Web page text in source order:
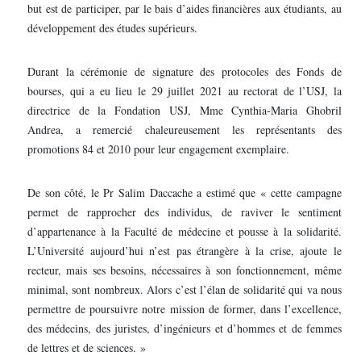
but est de participer, par le bais d’aides financières aux étudiants, au
développement des études supérieurs.
Durant la cérémonie de signature des protocoles des Fonds de
bourses, qui a eu lieu le 29 juillet 2021 au rectorat de l’USJ, la
directrice de la Fondation USJ, Mme Cynthia-Maria Ghobril
Andrea, a remercié chaleureusement les représentants des
promotions 84 et 2010 pour leur engagement exemplaire.
De son côté, le Pr Salim Daccache a estimé que « cette campagne
permet de rapprocher des individus, de raviver le sentiment
d’appartenance à la Faculté de médecine et pousse à la solidarité.
L’Université aujourd’hui n’est pas étrangère à la crise, ajoute le
recteur, mais ses besoins, nécessaires à son fonctionnement, même
minimal, sont nombreux. Alors c’est l’élan de solidarité qui va nous
permettre de poursuivre notre mission de former, dans l’excellence,
des médecins, des juristes, d’ingénieurs et d’hommes et de femmes
de lettres et de sciences. »